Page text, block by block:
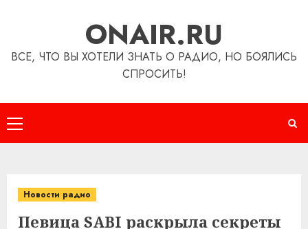
ONAIR.RU
ВСЕ, ЧТО ВЫ ХОТЕЛИ ЗНАТЬ О РАДИО, НО БОЯЛИСЬ
СПРОСИТЬ!
Основное
меню
Новости радио
Певица SABI раскрыла секреты